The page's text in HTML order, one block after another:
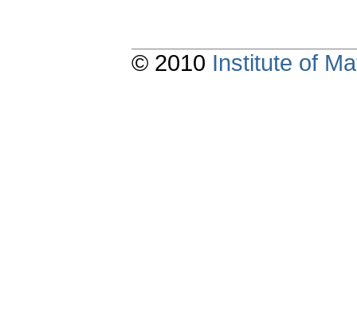
© 2010 Institute of